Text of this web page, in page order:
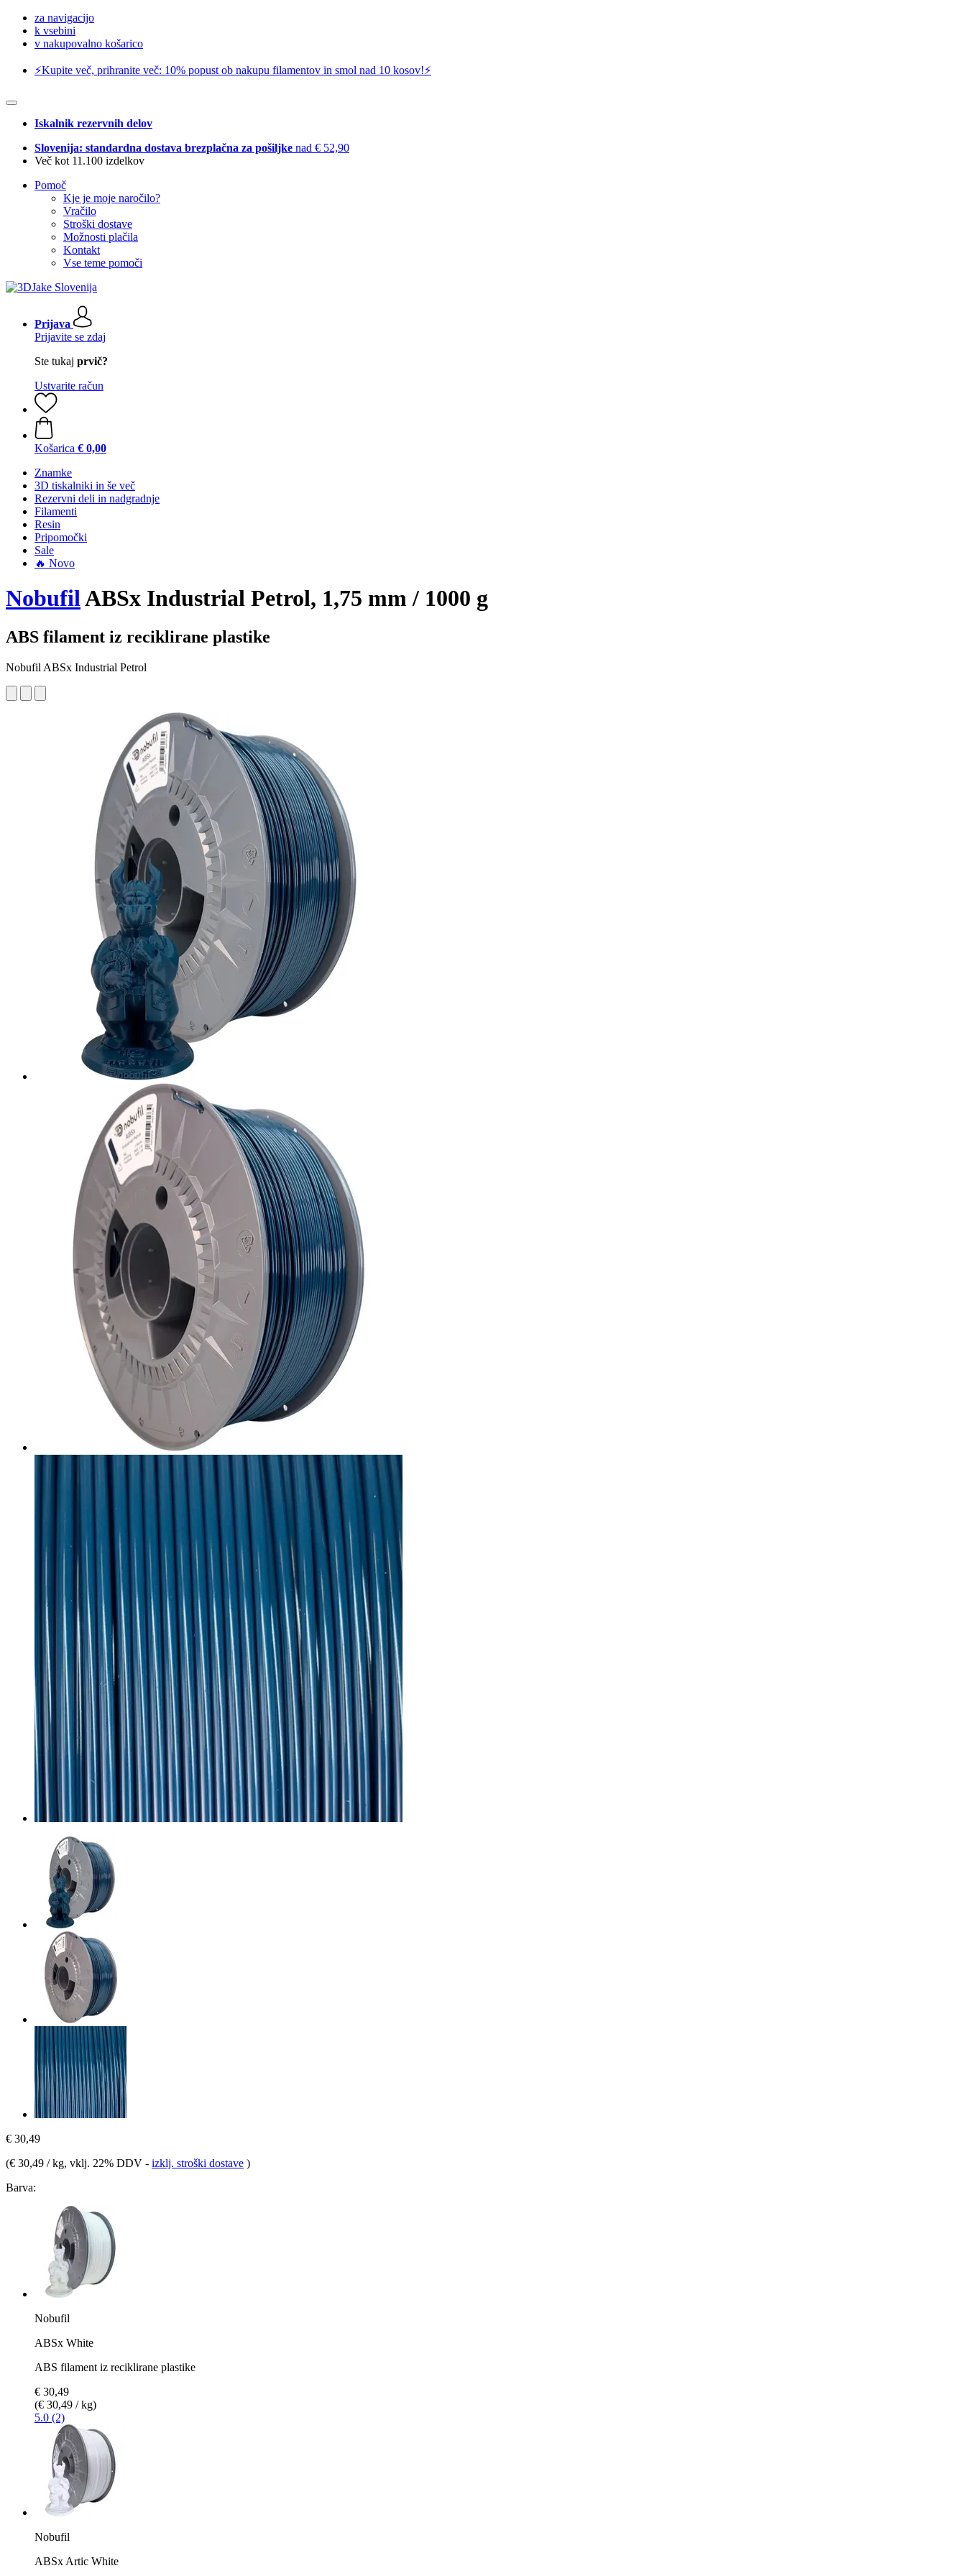
za navigacijo
k vsebini
v nakupovalno košarico
⚡️Kupite več, prihranite več: 10% popust ob nakupu filamentov in smol nad 10 kosov!⚡️
Iskalnik rezervnih delov
Slovenija: standardna dostava brezplačna za pošiljke nad € 52,90
Več kot 11.100 izdelkov
Pomoč
Kje je moje naročilo?
Vračilo
Stroški dostave
Možnosti plačila
Kontakt
Vse teme pomoči
Prijava
Prijavite se zdaj
Ste tukaj prvič?
Ustvarite račun
Košarica € 0,00
Znamke
3D tiskalniki in še več
Rezervni deli in nadgradnje
Filamenti
Resin
Pripomočki
Sale
🔥 Novo
NobufilABSx Industrial Petrol, 1,75 mm / 1000 g
ABS filament iz reciklirane plastike
Nobufil ABSx Industrial Petrol
€ 30,49
(€ 30,49 / kg, vklj. 22% DDV - izklj. stroški dostave )
Barva:
Nobufil
ABSx White
ABS filament iz reciklirane plastike
€ 30,49
(€ 30,49 / kg)
5.0 (2)
Nobufil
ABSx Artic White